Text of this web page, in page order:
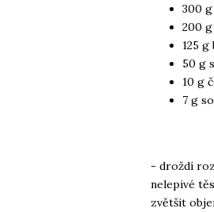
300
200
125
50 g
10 g
7 g
- droždí
nelepivé
zvětšit